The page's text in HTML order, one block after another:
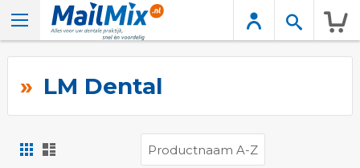
LM Dental
Foto-
tabel